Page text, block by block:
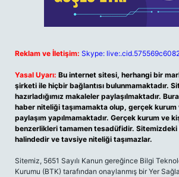
Reklam ve İletişim: Skype:
Yasal Uyarı: Bu internet sitesi, herhangi bir
şirketi ile hiçbir bağlantısı bulunmamaktadır.
hazırladığımız makaleler paylaşılmaktadır.
haber niteliği taşımamakta olup, gerçek kurum
paylaşım yapılmamaktadır. Gerçek kurum ve
benzerlikleri tamamen tesadüfidir.
halindedir ve tavsiye niteliği taşımazlar.
Sitemiz, 5651 Sayılı Kanun gereğince Bilgi
Kurumu (BTK) tarafından onaylanmış bir Yer